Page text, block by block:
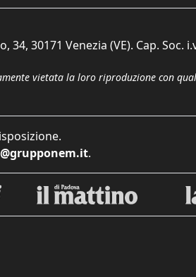
30171 Venezia (VE). Cap. Soc.
vietata la loro riproduzione con
.